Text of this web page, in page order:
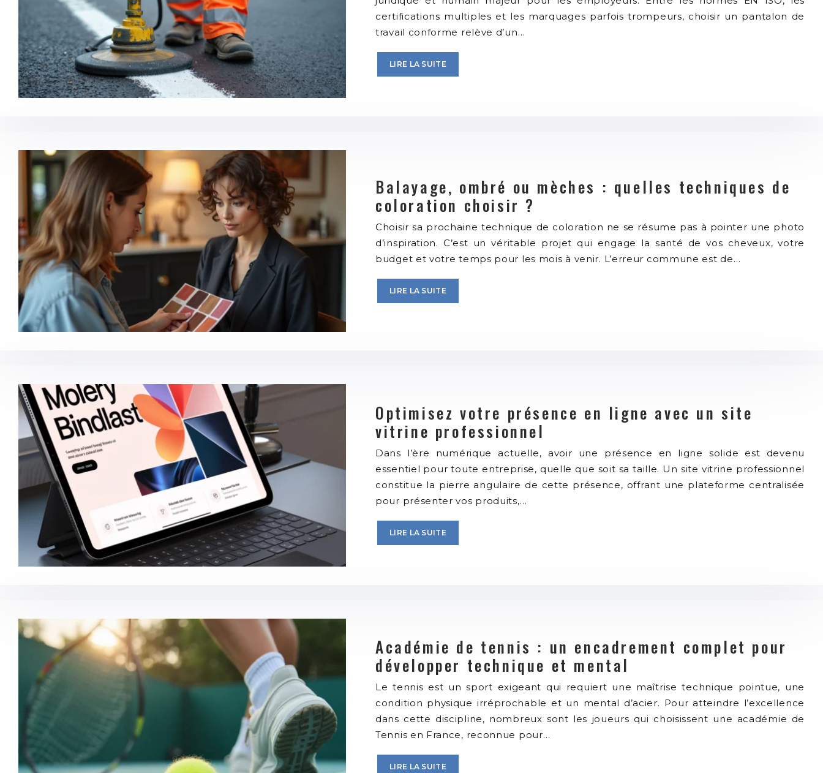
certifications multiples et les marquages parfois trompeurs, choisir un pantalon de
travail conforme relève d’un…
LIRE LA SUITE
Balayage, ombré ou mèches : quelles techniques de
coloration choisir ?
Choisir sa prochaine technique de coloration ne se résume pas à pointer une photo
d’inspiration. C’est un véritable projet qui engage la santé de vos cheveux, votre
budget et votre temps pour les mois à venir. L’erreur commune est de…
LIRE LA SUITE
Optimisez votre présence en ligne avec un site
vitrine professionnel
Dans l’ère numérique actuelle, avoir une présence en ligne solide est devenu
essentiel pour toute entreprise, quelle que soit sa taille. Un site vitrine professionnel
constitue la pierre angulaire de cette présence, offrant une plateforme centralisée
pour présenter vos produits,…
LIRE LA SUITE
Académie de tennis : un encadrement complet pour
développer technique et mental
Le tennis est un sport exigeant qui requiert une maîtrise technique pointue, une
condition physique irréprochable et un mental d’acier. Pour atteindre l’excellence
dans cette discipline, nombreux sont les joueurs qui choisissent une académie de
Tennis en France, reconnue pour…
LIRE LA SUITE